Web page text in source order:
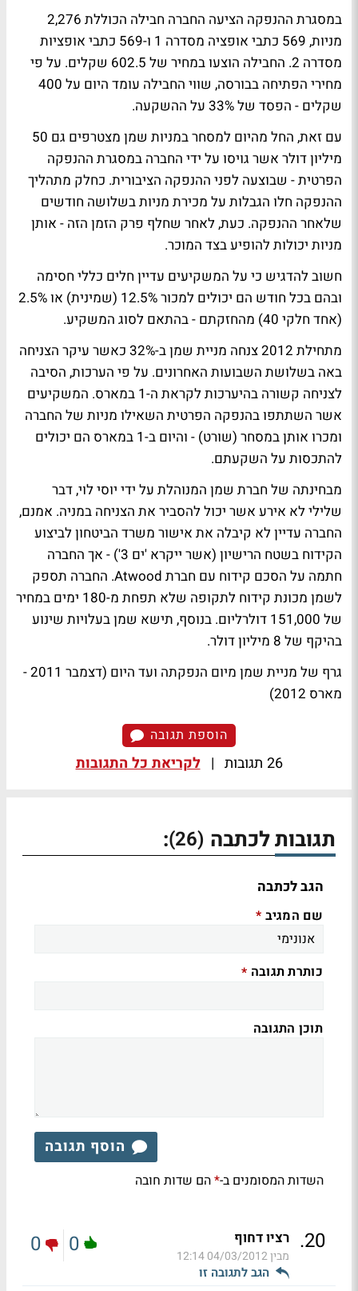
במסגרת ההנפקה הציעה החברה חבילה הכוללת 2,276
מניות, 569 כתבי אופציה מסדרה 1 ו-569 כתבי אופציות
מסדרה 2. החבילה הוצעו במחיר של 602.5 שקלים. על פי
מחירי הפתיחה בבורסה, שווי החבילה עומד היום על 400
שקלים - הפסד של 33% על ההשקעה.
עם זאת, החל מהיום למסחר במניות שמן מצטרפים גם 50
מיליון דולר אשר גויסו על ידי החברה במסגרת ההנפקה
הפרטית - שבוצעה לפני ההנפקה הציבורית. כחלק מתהליך
ההנפקה חלו הגבלות על מכירת מניות בשלושה חודשים
שלאחר ההנפקה. כעת, לאחר שחלף פרק הזמן הזה - אותן
מניות יכולות להופיע בצד המוכר.
חשוב להדגיש כי על המשקיעים עדיין חלים כללי חסימה
ובהם בכל חודש הם יכולים למכור 12.5% (שמינית) או 2.5%
(אחד חלקי 40) מהחזקתם - בהתאם לסוג המשקיע.
מתחילת 2012 צנחה מניית שמן ב-32% כאשר עיקר הצניחה
באה בשלושת השבועות האחרונים. על פי הערכות, הסיבה
לצניחה קשורה בהיערכות לקראת ה-1 במארס. המשקיעים
אשר השתתפו בהנפקה הפרטית השאילו מניות של החברה
ומכרו אותן במסחר (שורט) - והיום ב-1 במארס הם יכולים
להתכסות על השקעתם.
מבחינתה של חברת שמן המנוהלת על ידי יוסי לוי, דבר
שלילי לא אירע אשר יכול להסביר את הצניחה במניה. אמנם,
החברה עדיין לא קיבלה את אישור משרד הביטחון לביצוע
הקידוח בשטח הרישיון (אשר ייקרא 'ים 3') - אך החברה
חתמה על הסכם קידוח עם חברת Atwood. החברה תספק
לשמן מכונת קידוח לתקופה שלא תפחת מ-180 ימים במחיר
של 151,000 דולרליום. בנוסף, תישא שמן בעלויות שינוע
בהיקף של 8 מיליון דולר.
גרף של מניית שמן מיום הנפקתה ועד היום (דצמבר 2011 -
מארס 2012)
הוספת תגובה
26 תגובות | לקריאת כל התגובות
תגובות לכתבה (26)
:
הגב לכתבה
שם המגיב *
כותרת תגובה *
תוכן התגובה
הוסף תגובה
השדות המסומנים ב-*הם שדות חובה
20
. רציו דחוף
מבין04/03/2012 12:14
הגב לתגובה זו
0
0